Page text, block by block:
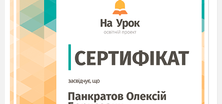
1.Из каких частей состоят вещества?
2.На какие классы можно разделить вещества?
3.Какие вещества относятся к простым?
4.Какие вещества относятся к сложным?
5.Каких веществ больше -простых или сложных? Почему?
(выводы по домашнему заданию на мультимедийной доске)